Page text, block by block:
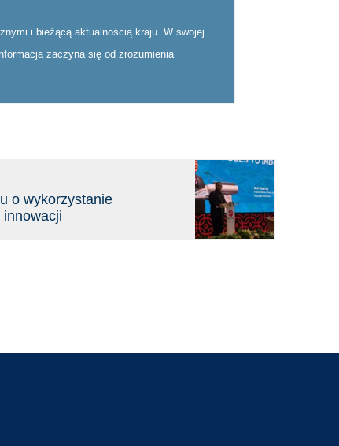
i bieżącą aktualnością kraju. W swojej
zaczyna się od zrozumienia
o wykorzystanie